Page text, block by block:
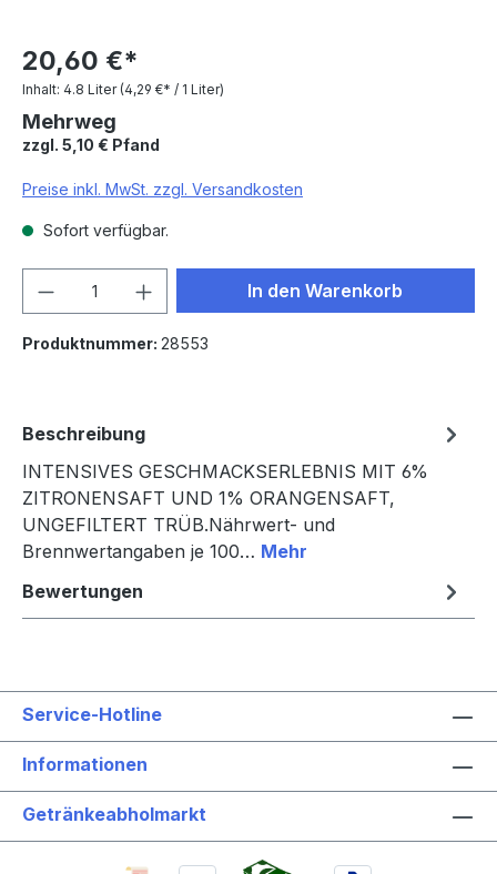
20,60 €*
Inhalt: 4.8 Liter (4,29 €* / 1 Liter)
Mehrweg
zzgl. 5,10 € Pfand
Preise inkl. MwSt. zzgl. Versandkosten
Sofort verfügbar.
Produkt Anzahl: Gib denIn den Warenkorb
Produktnummer: 28553
Beschreibung
INTENSIVES GESCHMACKSERLEBNIS MIT 6%
ZITRONENSAFT UND 1% ORANGENSAFT,
UNGEFILTERT TRÜB.Nährwert- und
Brennwertangaben je 100… Mehr
Bewertungen
Service-Hotline
Informationen
Getränkeabholmarkt